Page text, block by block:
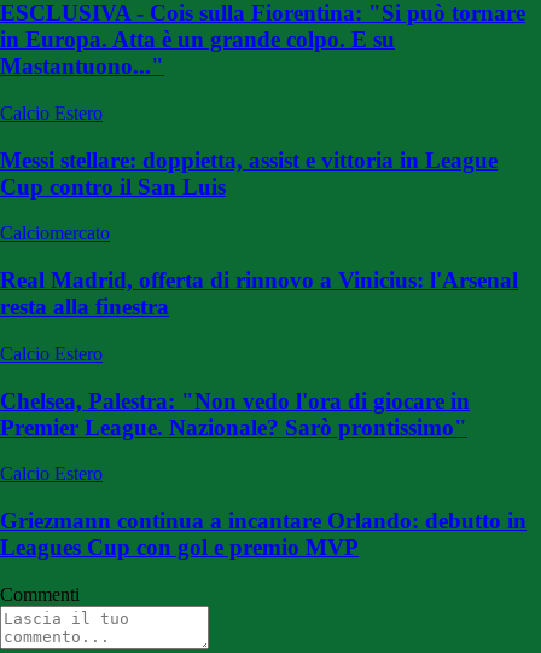
ESCLUSIVA - Cois sulla Fiorentina: "Si può tornare
in Europa. Atta è un grande colpo. E su
Mastantuono..."
Calcio Estero
Messi stellare: doppietta, assist e vittoria in League
Cup contro il San Luis
Calciomercato
Real Madrid, offerta di rinnovo a Vinicius: l'Arsenal
resta alla finestra
Calcio Estero
Chelsea, Palestra: "Non vedo l'ora di giocare in
Premier League. Nazionale? Sarò prontissimo"
Calcio Estero
Griezmann continua a incantare Orlando: debutto in
Leagues Cup con gol e premio MVP
Commenti